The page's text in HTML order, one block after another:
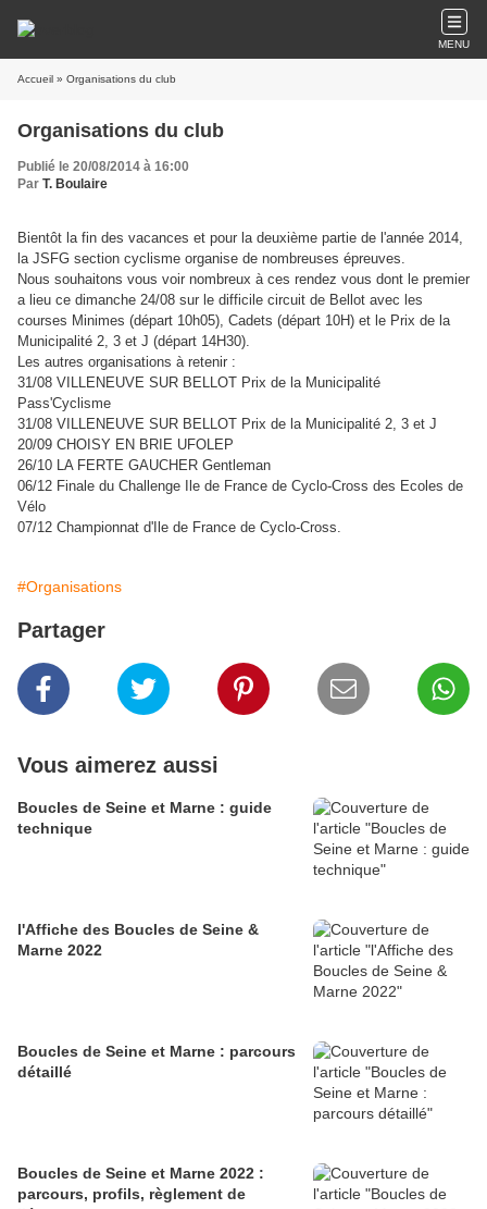
MENU
Accueil » Organisations du club
Organisations du club
Publié le 20/08/2014 à 16:00
Par T. Boulaire
Bientôt la fin des vacances et pour la deuxième partie de l'année 2014,
la JSFG section cyclisme organise de nombreuses épreuves.
Nous souhaitons vous voir nombreux à ces rendez vous dont le premier
a lieu ce dimanche 24/08 sur le difficile circuit de Bellot avec les
courses Minimes (départ 10h05), Cadets (départ 10H) et le Prix de la
Municipalité 2, 3 et J (départ 14H30).
Les autres organisations à retenir :
31/08 VILLENEUVE SUR BELLOT Prix de la Municipalité
Pass'Cyclisme
31/08 VILLENEUVE SUR BELLOT Prix de la Municipalité 2, 3 et J
20/09 CHOISY EN BRIE UFOLEP
26/10 LA FERTE GAUCHER Gentleman
06/12 Finale du Challenge Ile de France de Cyclo-Cross des Ecoles de
Vélo
07/12 Championnat d'Ile de France de Cyclo-Cross.
#Organisations
Partager
Vous aimerez aussi
Boucles de Seine et Marne : guide
technique
l'Affiche des Boucles de Seine &
Marne 2022
Boucles de Seine et Marne : parcours
détaillé
Boucles de Seine et Marne 2022 :
parcours, profils, règlement de